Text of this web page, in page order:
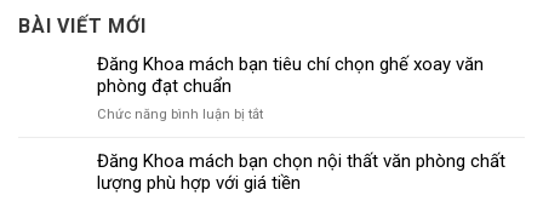
BÀI VIẾT MỚI
Đăng Khoa mách bạn tiêu chí chọn ghế xoay văn
phòng đạt chuẩn
Chức năng bình luận bị tắtở
Khoa
mách
Đăng Khoa mách bạn chọn nội thất văn phòng chất
lượng phù hợp với giá tiền